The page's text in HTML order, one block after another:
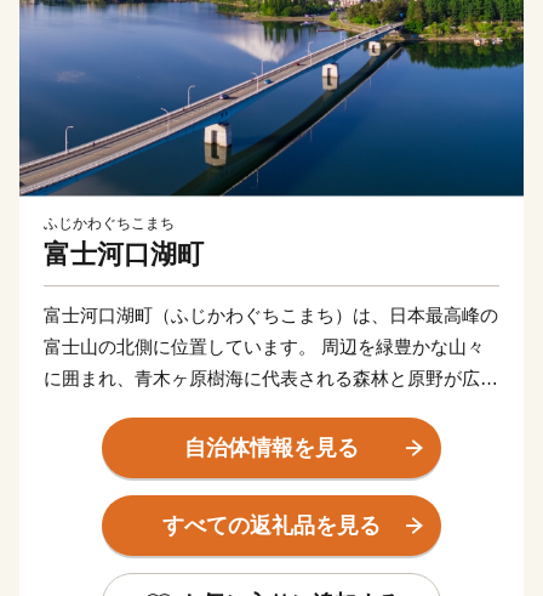
ふじかわぐちこまち
富士河口湖町
富士河口湖町（ふじかわぐちこまち）は、日本最高峰の
富士山の北側に位置しています。 周辺を緑豊かな山々
に囲まれ、青木ヶ原樹海に代表される森林と原野が広が
進湖、本栖湖という全く特徴の異なった４つの湖を有す
る日本屈指の景勝地として高い評価を得ています。南は
富士山の傾斜地、北は御坂山系に挟まれた高原のため夏
季は過ごしやすく、四季折々、美しく豊かな自然を求め
自治体情報を見る
すべての返礼品を見る